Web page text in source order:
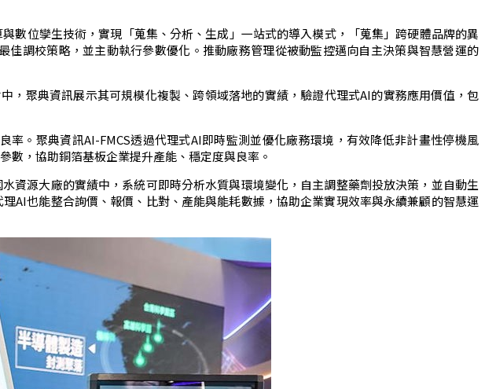
數位孿生技術，實現「蒐集、分析、生成」一站式的導入模式，「蒐集」跨硬體品牌的異
調校策略，並主動執行參數優化。推動廠務管理從被動監控邁向自主決策與智慧營運的
，聚典資訊展示其可規模化複製、跨領域落地的實績，驗證代理式AI的實務應用價值，包
。聚典資訊AI-FMCS透過代理式AI即時監測並優化廠務環境，有效降低非計畫性停機風
數，協助銅箔基板企業提升產能、穩定度與良率。
資源大廠的實績中，系統可即時分析水質與環境變化，自主調整藥劑投放決策，並自動生
AI也能整合詢價、報價、比對、產能與能耗數據，協助企業實現效率與永續兼顧的智慧運